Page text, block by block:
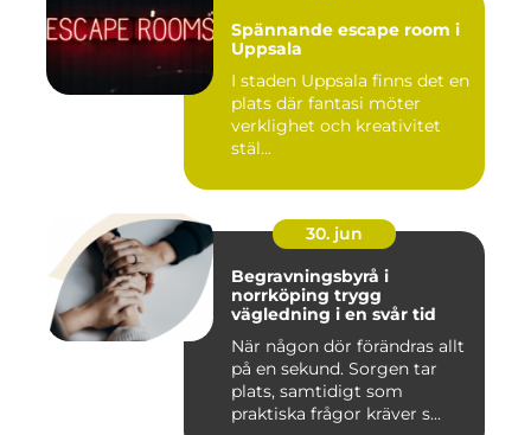
Spännande escape room i
Uppsala
I staden Uppsala finns det en
plats där fantasi möter
verklighet och kreativitet
stäl...
30. jun
Begravningsbyrå i
norrköping trygg
vägledning i en svår tid
När någon dör förändras allt
på en sekund. Sorgen tar
plats, samtidigt som
praktiska frågor kräver s...